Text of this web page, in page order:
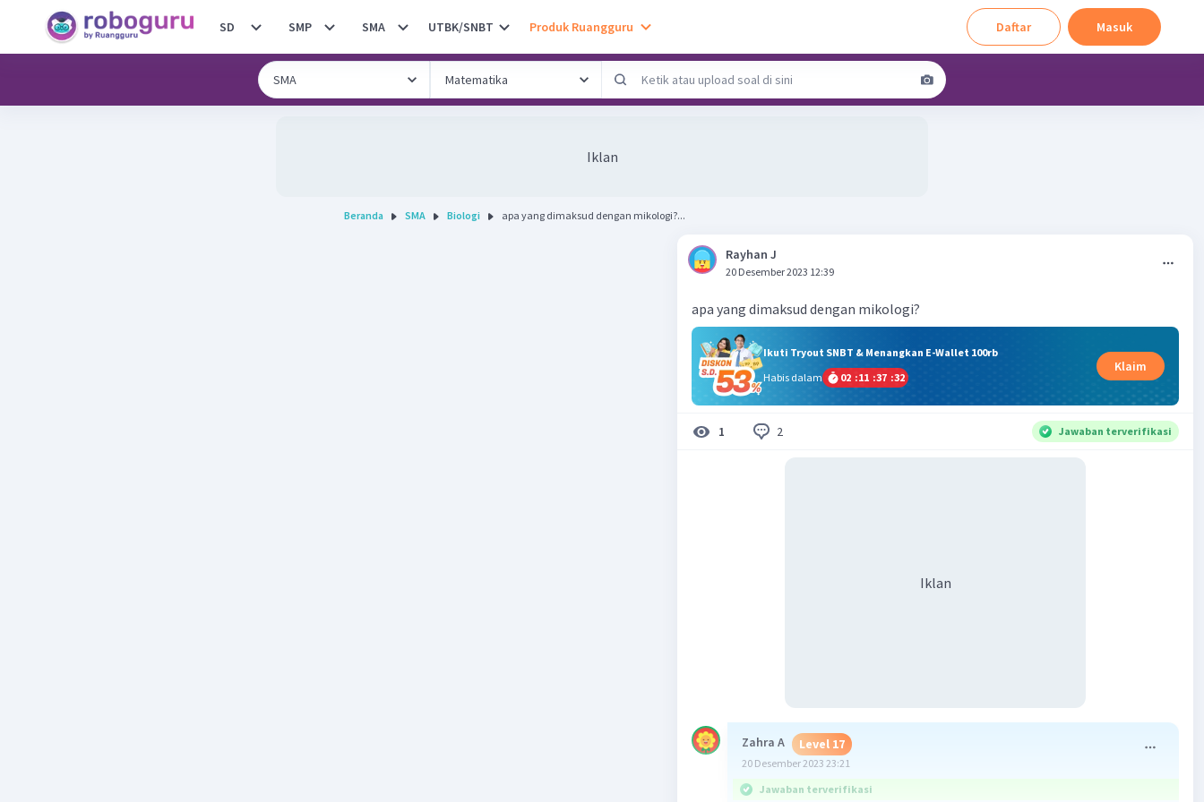
SD SMP SMA UTBK/SNBT Produk Ruangguru Daftar Masuk
Iklan
Beranda SMA Biologi apa yang dimaksud dengan mikologi?...
Rayhan J
20 Desember 2023 12:39
apa yang dimaksud dengan mikologi?
Ikuti Tryout SNBT & Menangkan E-Wallet 100rb
Habis dalam
02 :11 :37 :32
Klaim
1 2 Jawaban terverifikasi
Iklan
Zahra A Level 17
20 Desember 2023 23:21
Jawaban terverifikasi